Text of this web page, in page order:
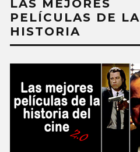
LAS MEJORES
PELÍCULAS DE LA
HISTORIA